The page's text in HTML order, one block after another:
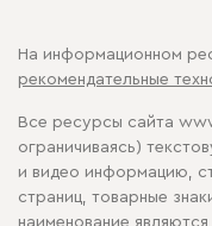
На информационном
рекомендательные
Все ресурсы сайта
ограничиваясь)
и видео информацию,
страниц, товарные
наименование